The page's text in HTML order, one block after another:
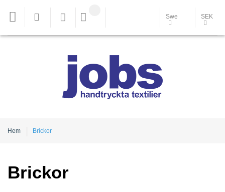
Swe SEK
Hem Brickor
Brickor